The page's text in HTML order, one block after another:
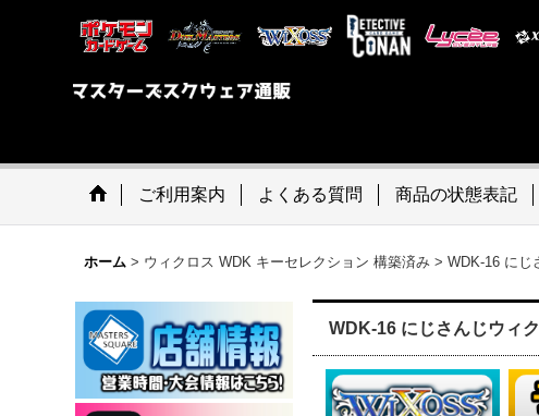
ご利用案内 よくある質問 商品の状態表記
ホーム > ウィクロス WDK キーセレクション 構築済み > WDK-16 にじ
WDK-16 にじさんじウィ